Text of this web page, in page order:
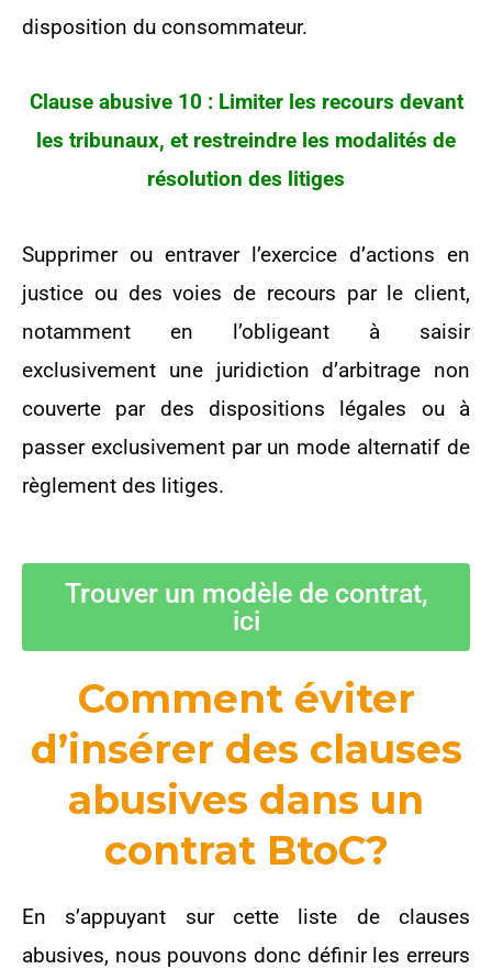
disposition du consommateur.
Clause abusive 10 : Limiter les recours devant
les tribunaux, et restreindre les modalités de
résolution des litiges
Supprimer ou entraver l’exercice d’actions en
justice ou des voies de recours par le client,
notamment en l’obligeant à saisir
exclusivement une juridiction d’arbitrage non
couverte par des dispositions légales ou à
passer exclusivement par un mode alternatif de
règlement des litiges.
Trouver un modèle de contrat,
ici
Comment éviter
d’insérer des clauses
abusives dans un
contrat BtoC?
En s’appuyant sur cette liste de clauses
abusives, nous pouvons donc définir les erreurs